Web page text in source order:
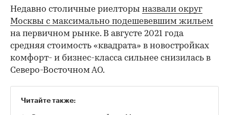
Недавно столичные риелторы назвали округ
Москвы с максимально подешевевшим жильем
на первичном рынке. В августе 2021 года
средняя стоимость «квадрата» в новостройках
комфорт- и бизнес-класса сильнее снизилась в
Северо-Восточном АО.
Читайте также: